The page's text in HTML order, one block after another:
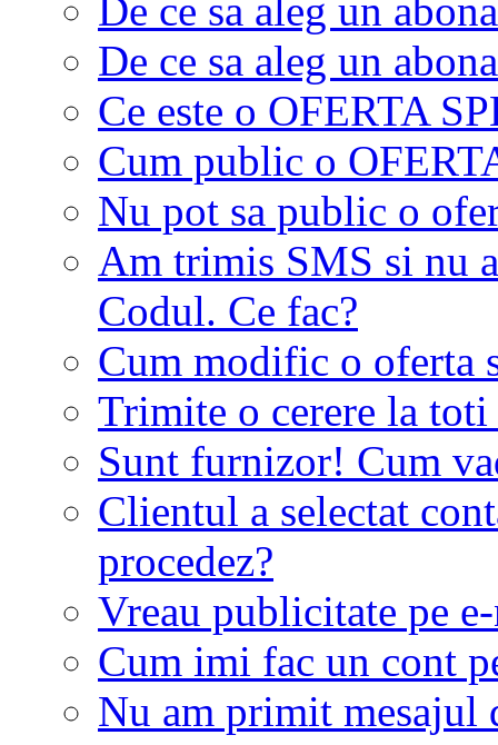
De ce sa aleg un
De ce sa aleg un
Ce este o OFERTA
Cum public o
Nu pot sa public o
Am trimis SMS si nu
Codul. Ce fac?
Cum modific o oferta
Trimite o cerere la
Sunt furnizor! Cum
Clientul a selectat
procedez?
Vreau publicitate pe
Cum imi fac un cont
Nu am primit mesajul